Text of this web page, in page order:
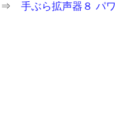
⇒手ぶら拡声器８ パ